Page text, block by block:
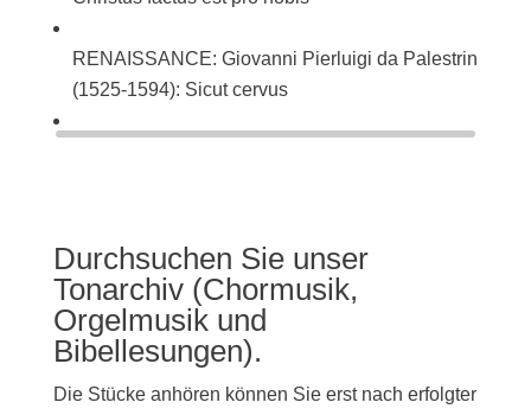
RENAISSANCE: Giovanni Pierluigi da Palestrina
(1525-1594): Sicut cervus
Durchsuchen Sie unser
Tonarchiv (Chormusik,
Orgelmusik und
Bibellesungen).
Die Stücke anhören können Sie erst nach erfolgter